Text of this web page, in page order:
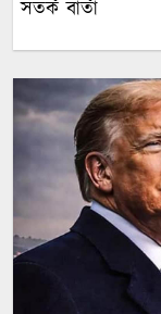
সতর্ক বার্তা